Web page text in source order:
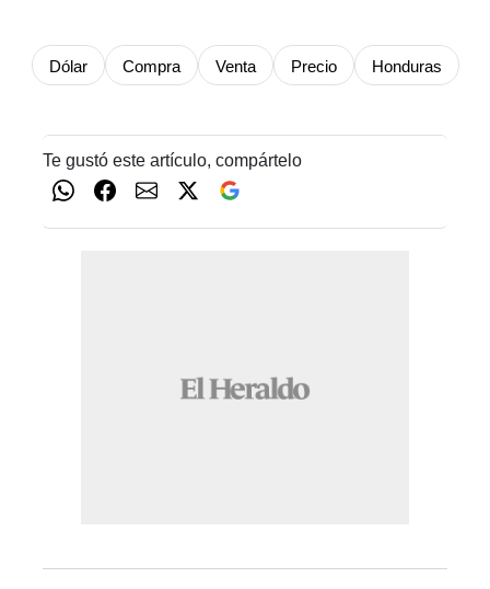
Dólar Compra Venta Precio Honduras
Te gustó este artículo, compártelo